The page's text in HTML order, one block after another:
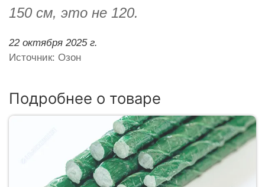
150 см, это не 120.
22 октября 2025 г.
Источник: Озон
Подробнее о товаре